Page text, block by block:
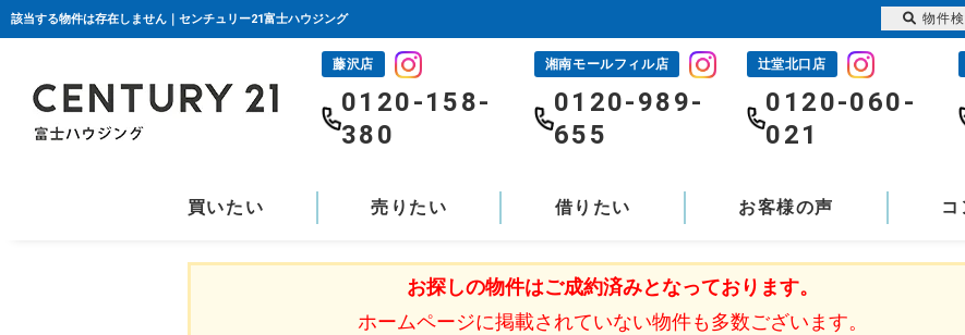
該当する物件は存在しません｜センチュリー21富士ハウジング
藤沢店
0120-158-
380
湘南モールフィル店
0120-989-
655
辻堂北口店
0120-060-
021
買いたい 売りたい 借りたい お客様の声 コ
お探しの物件はご成約済みとなっております。
ホームページに掲載されていない物件も多数ございます。
物件